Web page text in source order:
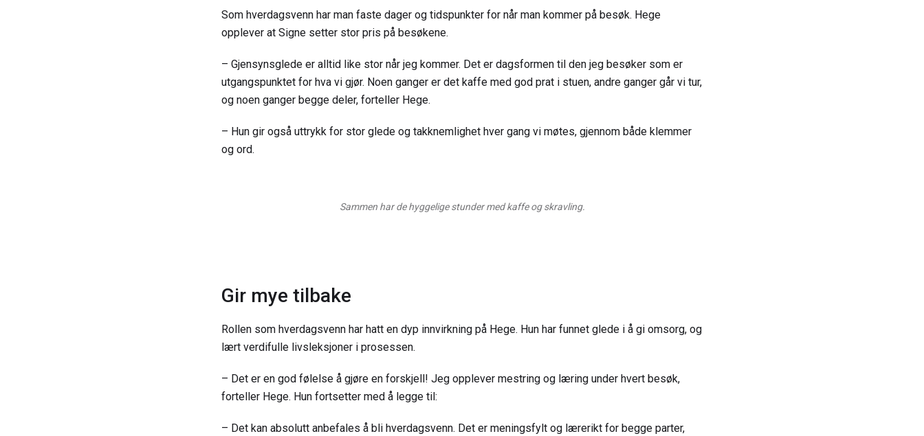
Som hverdagsvenn har man faste dager og tidspunkter for når man kommer på besøk. Hege
opplever at Signe setter stor pris på besøkene.
– Gjensynsglede er alltid like stor når jeg kommer. Det er dagsformen til den jeg besøker som er
utgangspunktet for hva vi gjør. Noen ganger er det kaffe med god prat i stuen, andre ganger går vi tur,
og noen ganger begge deler, forteller Hege.
– Hun gir også uttrykk for stor glede og takknemlighet hver gang vi møtes, gjennom både klemmer
og ord.
Sammen har de hyggelige stunder med kaffe og skravling.
Gir mye tilbake
Rollen som hverdagsvenn har hatt en dyp innvirkning på Hege. Hun har funnet glede i å gi omsorg, og
lært verdifulle livsleksjoner i prosessen.
– Det er en god følelse å gjøre en forskjell! Jeg opplever mestring og læring under hvert besøk,
forteller Hege. Hun fortsetter med å legge til:
– Det kan absolutt anbefales å bli hverdagsvenn. Det er meningsfylt og lærerikt for begge parter,